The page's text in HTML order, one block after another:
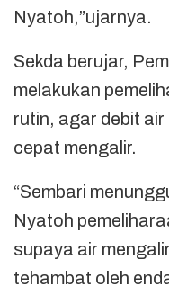
Nyatoh,”ujarnya.
Sekda berujar,
melakukan
rutin, agar debit
cepat mengalir.
“Sembari
Nyatoh
supaya air
tehambat oleh